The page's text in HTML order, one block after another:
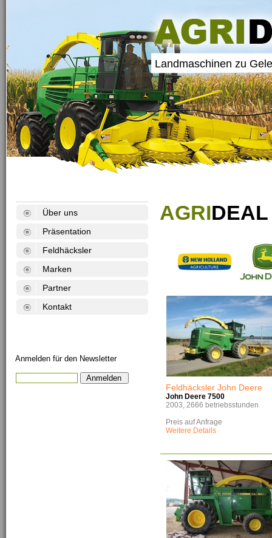
Landmaschinen zu
Über uns
Präsentation
Feldhäcksler
Marken
Partner
Kontakt
Anmelden für den Newsletter
AGRIDEAL
Feldhäcksler John Deere
John Deere 7500
2003, 2666 betriebsstunden
Preis auf Anfrage
Weitere Details